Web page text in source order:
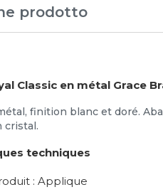
prodotto
Classic en métal Grace
finition blanc et doré.
cristal.
techniques
: Applique